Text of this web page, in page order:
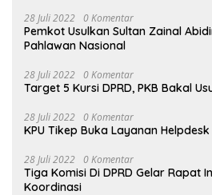
28 Juli 2022 0 Komentar
Pemkot Usulkan Sultan Zainal
Pahlawan Nasional
28 Juli 2022 0 Komentar
Target 5 Kursi DPRD, PKB Bakal
28 Juli 2022 0 Komentar
KPU Tikep Buka Layanan Helpdesk
28 Juli 2022 0 Komentar
Tiga Komisi Di DPRD Gelar Rapat
Koordinasi